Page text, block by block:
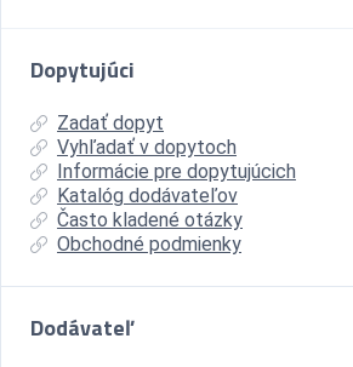
Dopytujúci
Zadať dopyt
Vyhľadať v dopytoch
Informácie pre dopytujúcich
Katalóg dodávateľov
Často kladené otázky
Obchodné podmienky
Dodávateľ